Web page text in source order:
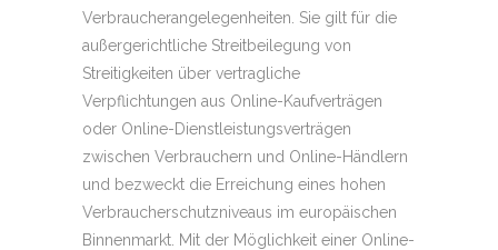
Verbraucherangelegenheiten. Sie gilt für die
außergerichtliche Streitbeilegung von
Streitigkeiten über vertragliche
Verpflichtungen aus Online-Kaufverträgen
oder Online-Dienstleistungsverträgen
zwischen Verbrauchern und Online-Händlern
und bezweckt die Erreichung eines hohen
Verbraucherschutzniveaus im europäischen
Binnenmarkt. Mit der Möglichkeit einer Online-